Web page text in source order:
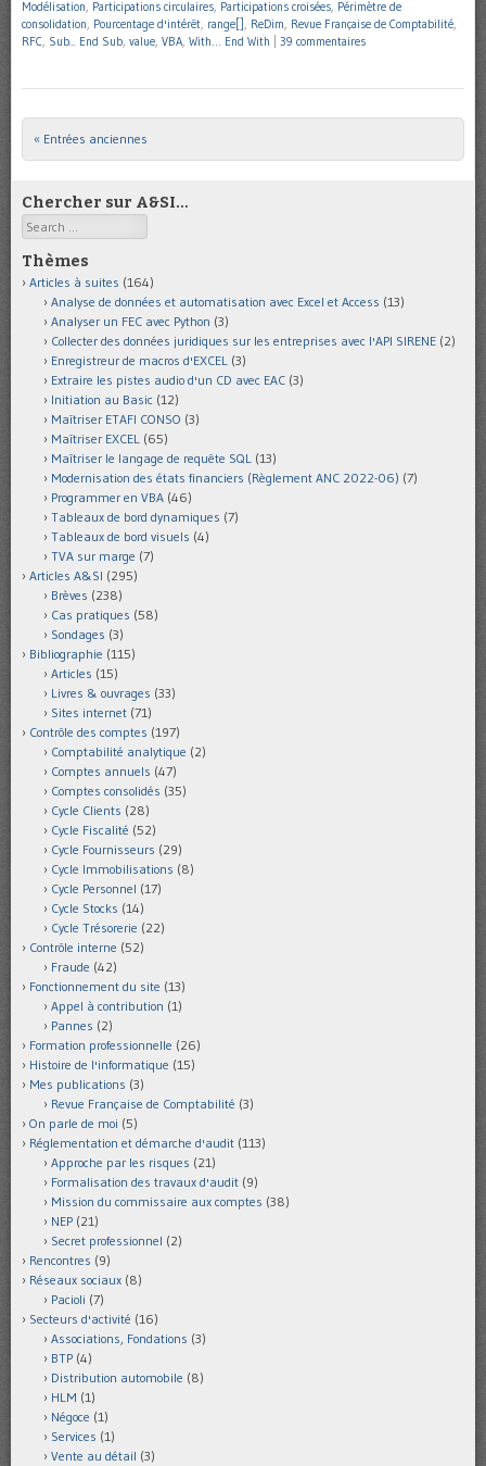
Modélisation, Participations circulaires, Participations croisées, Périmètre de
consolidation, Pourcentage d'intérêt, range[] , ReDim, Revue Française de Comptabilité,
RFC, Sub... End Sub, value, VBA, With… End With 39 commentaires
Post navigation
« Entrées anciennes
Chercher sur A&SI…
Search
Thèmes
Articles à suites (164)
Analyse de données et automatisation avec Excel et Access (13)
Analyser un FEC avec Python (3)
Collecter des données juridiques sur les entreprises avec l'API SIRENE (2)
Enregistreur de macros d'EXCEL (3)
Extraire les pistes audio d'un CD avec EAC (3)
Initiation au Basic (12)
Maîtriser ETAFI CONSO (3)
Maîtriser EXCEL (65)
Maîtriser le langage de requête SQL (13)
Modernisation des états financiers (Règlement ANC 2022-06) (7)
Programmer en VBA (46)
Tableaux de bord dynamiques (7)
Tableaux de bord visuels (4)
TVA sur marge (7)
Articles A&SI (295)
Brèves (238)
Cas pratiques (58)
Sondages (3)
Bibliographie (115)
Articles (15)
Livres & ouvrages (33)
Sites internet (71)
Contrôle des comptes (197)
Comptabilité analytique (2)
Comptes annuels (47)
Comptes consolidés (35)
Cycle Clients (28)
Cycle Fiscalité (52)
Cycle Fournisseurs (29)
Cycle Immobilisations (8)
Cycle Personnel (17)
Cycle Stocks (14)
Cycle Trésorerie (22)
Contrôle interne (52)
Fraude (42)
Fonctionnement du site (13)
Appel à contribution (1)
Pannes (2)
Formation professionnelle (26)
Histoire de l'informatique (15)
Mes publications (3)
Revue Française de Comptabilité (3)
On parle de moi (5)
Réglementation et démarche d'audit (113)
Approche par les risques (21)
Formalisation des travaux d'audit (9)
Mission du commissaire aux comptes (38)
NEP (21)
Secret professionnel (2)
Rencontres (9)
Réseaux sociaux (8)
Pacioli (7)
Secteurs d'activité (16)
Associations, Fondations (3)
BTP (4)
Distribution automobile (8)
HLM (1)
Négoce (1)
Services (1)
Vente au détail (3)